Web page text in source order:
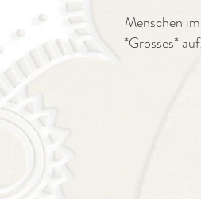
Menschen
*Grosses*